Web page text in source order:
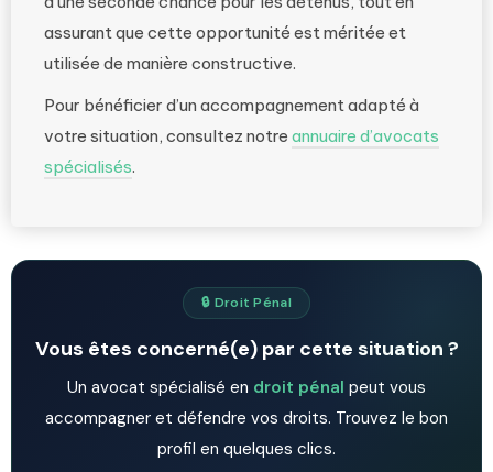
assurant que cette opportunité est méritée et
utilisée de manière constructive.
Pour bénéficier d’un accompagnement adapté à
votre situation, consultez notre annuaire d’avocats
spécialisés.
🔒 Droit Pénal
Vous êtes concerné(e) par cette situation ?
Un avocat spécialisé en droit pénal peut vous
accompagner et défendre vos droits. Trouvez le bon
profil en quelques clics.